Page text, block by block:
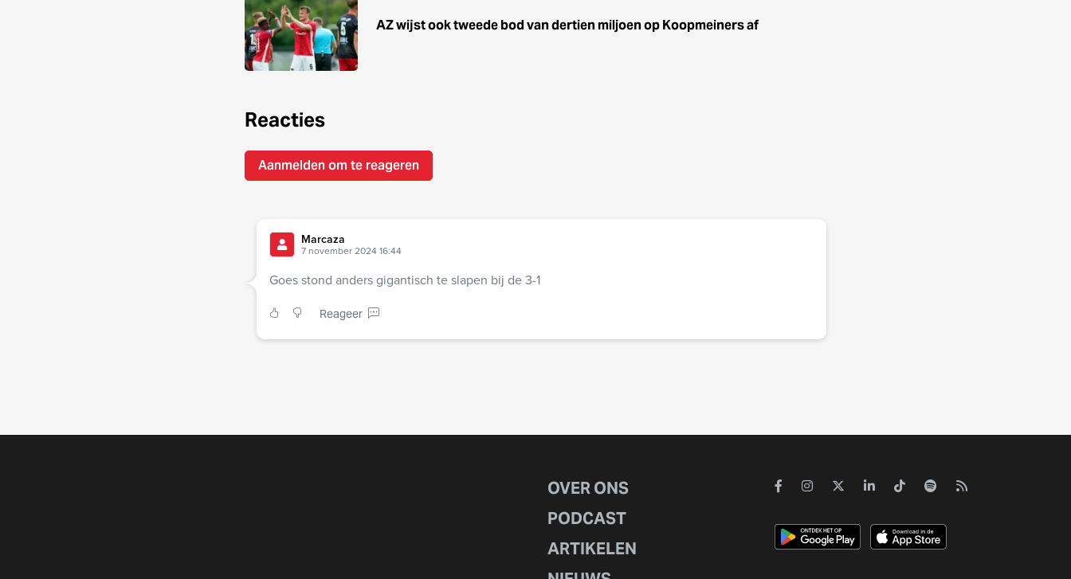
AZ wijst ook tweede bod van dertien miljoen op Koopmeiners af
Reacties
Aanmelden om te reageren
Marcaza
7 november 2024 16:44
Goes stond anders gigantisch te slapen bij de 3-1
Reageer
OVER ONS
PODCAST
ARTIKELEN